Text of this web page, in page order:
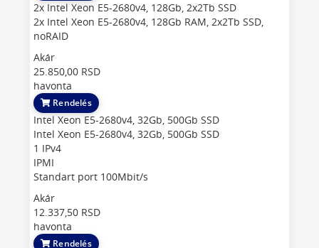
2x Intel Xeon E5-2680v4, 128Gb, 2x2Tb SSD
2x Intel Xeon E5-2680v4, 128Gb RAM, 2x2Tb SSD,
noRAID
Akár
25.850,00 RSD
havonta
Rendelés
Intel Xeon E5-2680v4, 32Gb, 500Gb SSD
Intel Xeon E5-2680v4, 32Gb, 500Gb SSD
1 IPv4
IPMI
Standart port 100Mbit/s
Akár
12.337,50 RSD
havonta
Rendelés